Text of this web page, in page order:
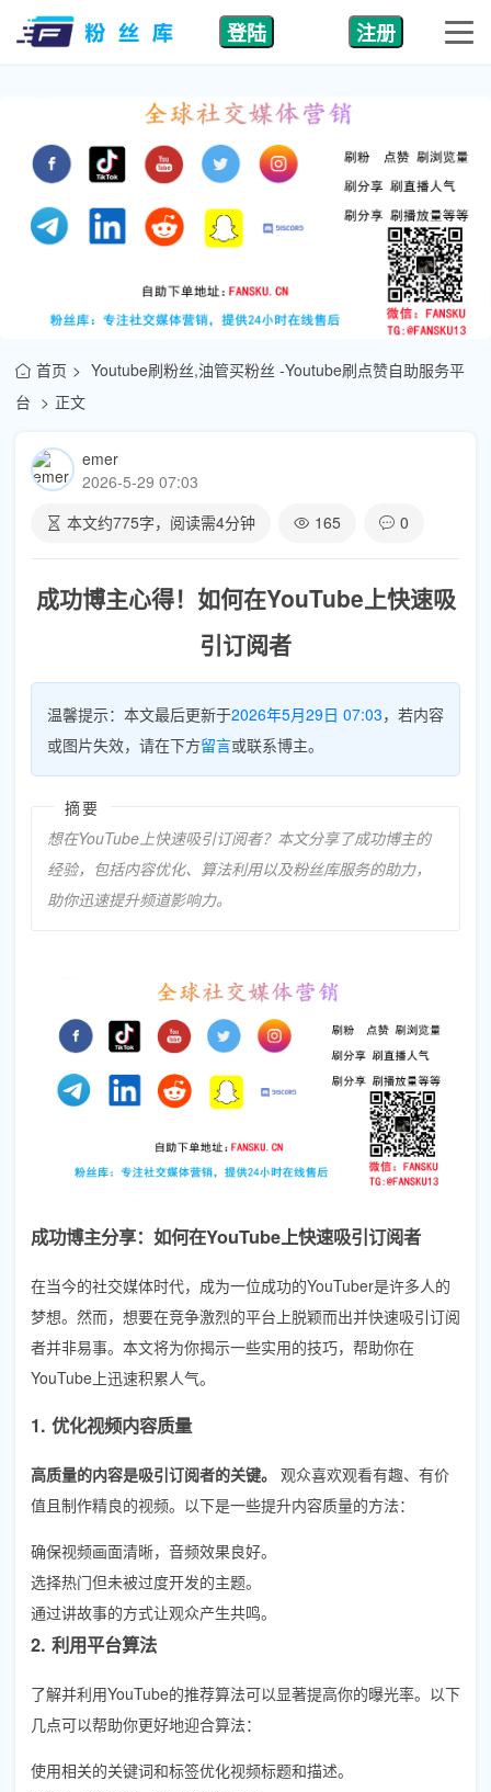
登陆 注册
首页
Youtube刷粉丝,油管买粉丝 -Youtube刷点赞自助服务平
台
正文
emer
2026-5-29 07:03
本文约775字，阅读需4分钟 165 0
成功博主心得！如何在YouTube上快速吸
引订阅者
温馨提示：本文最后更新于2026年5月29日 07:03，若内容
或图片失效，请在下方留言或联系博主。
摘要
想在YouTube上快速吸引订阅者？本文分享了成功博主的
经验，包括内容优化、算法利用以及粉丝库服务的助力，
助你迅速提升频道影响力。
成功博主分享：如何在YouTube上快速吸引订阅者
在当今的社交媒体时代，成为一位成功的YouTuber是许多人的
梦想。然而，想要在竞争激烈的平台上脱颖而出并快速吸引订阅
者并非易事。本文将为你揭示一些实用的技巧，帮助你在
YouTube上迅速积累人气。
1. 优化视频内容质量
高质量的内容是吸引订阅者的关键。 观众喜欢观看有趣、有价
值且制作精良的视频。以下是一些提升内容质量的方法：
确保视频画面清晰，音频效果良好。
选择热门但未被过度开发的主题。
通过讲故事的方式让观众产生共鸣。
2. 利用平台算法
了解并利用YouTube的推荐算法可以显著提高你的曝光率。以下
几点可以帮助你更好地迎合算法：
使用相关的关键词和标签优化视频标题和描述。